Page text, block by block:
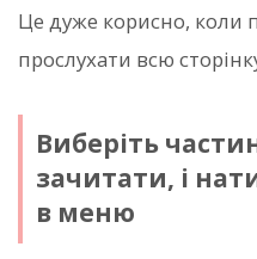
Це дуже корисно, коли
прослухати всю
Виберіть
зачитати, і
в меню